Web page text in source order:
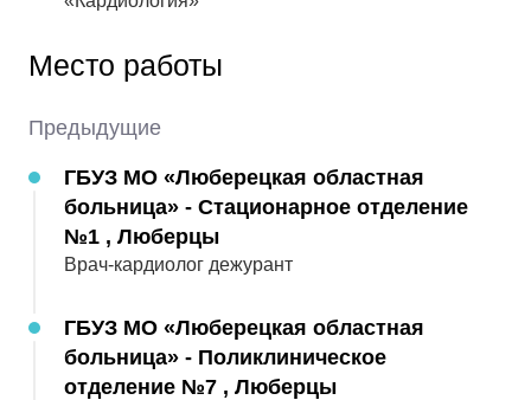
Прекрасный, понимающий врач, сразу
чувствуется забота , спасибо
Оценка:
05.08.2025
Спасибо, меня успокоили)))) очень
доброжелательный доктор 💓
Место работы
Предыдущие
ГБУЗ МО «Люберецкая областная
больница» - Стационарное отделение
№1 , Люберцы
Врач-кардиолог дежурант
ГБУЗ МО «Люберецкая областная
больница» - Поликлиническое
отделение №7 , Люберцы